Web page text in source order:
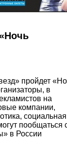
пройдет
в
на
компании,
социальная
пообщаться
в России